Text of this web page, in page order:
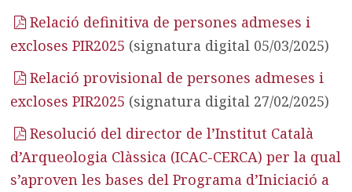
Relació definitiva de persones admeses i
excloses PIR2025 (signatura digital 05/03/2025)
Relació provisional de persones admeses i
excloses PIR2025 (signatura digital 27/02/2025)
Resolució del director de l’Institut Català
d’Arqueologia Clàssica (ICAC-CERCA) per la qual
s’aproven les bases del Programa d’Iniciació a